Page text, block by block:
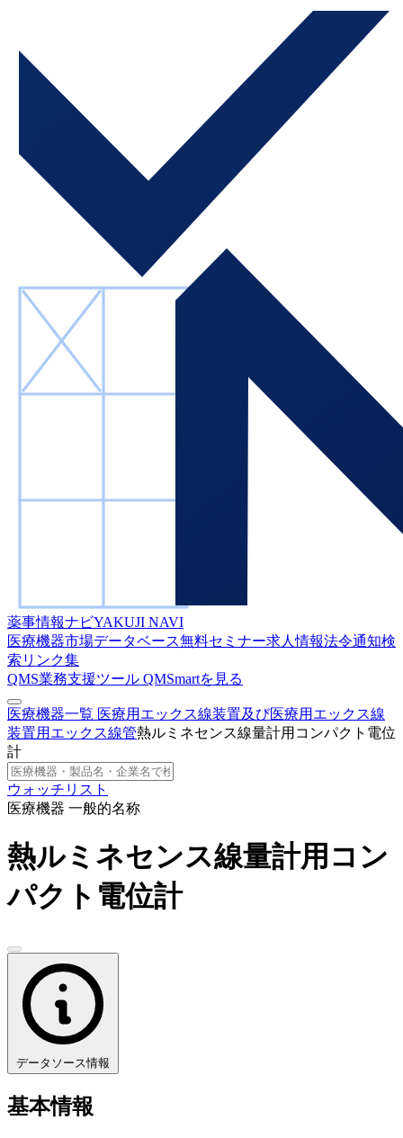
薬事情報ナビYAKUJI NAVI
医療機器市場データベース無料セミナー求人情報法令通知検
索 リンク集
QMS業務支援ツール QMSmartを見る
医療機器一覧 医療用エックス線装置及び医療用エックス線
装置用エックス線管熱ルミネセンス線量計用コンパクト電位
計
ウォッチリスト
医療機器 一般的名称
熱ルミネセンス線量計用コン
パクト電位計
データソース情報
基本情報